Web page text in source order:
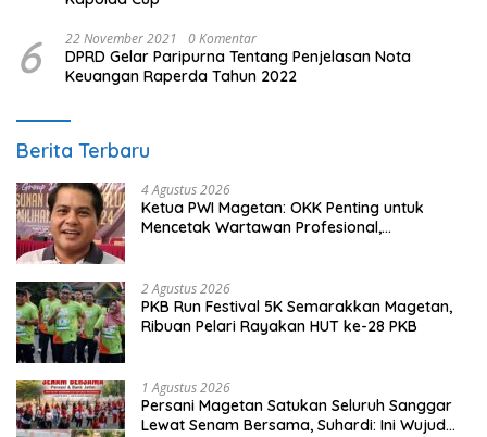
6 22 November 2021 0 Komentar
DPRD Gelar Paripurna Tentang Penjelasan Nota
Keuangan Raperda Tahun 2022
Berita Terbaru
4 Agustus 2026
Ketua PWI Magetan: OKK Penting untuk
Mencetak Wartawan Profesional,
2 Agustus 2026
PKB Run Festival 5K Semarakkan Magetan,
Ribuan Pelari Rayakan HUT ke-28 PKB
1 Agustus 2026
Persani Magetan Satukan Seluruh Sanggar
Lewat Senam Bersama, Suhardi: Ini Wujud